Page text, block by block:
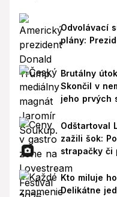
Odvolávací
plány:
Brutálny
Skončil v
jeho prvých
Odštartoval
zažili šok:
strapačky či
Kto miluje
Delikátne